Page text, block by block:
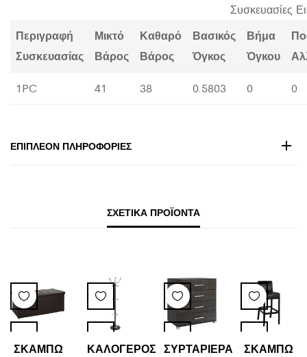
Συσκευασίες
Περιγραφή
Συσκευασίας
Μικτό
Βάρος
Καθαρό
Βάρος
Βασικός
Όγκος
Βήμα
Όγκου
1PC 41 38 0.5803 0 0
ΕΠΙΠΛΈΟΝ ΠΛΗΡΟΦΟΡΊΕΣ
ΣΧΕΤΙΚΆ ΠΡΟΪΌΝΤΑ
ΣΚΑΜΠΩ
ΚΑΛΟΓΕΡΟΣ ΣΥΡΤΑΡΙΕΡΑ
ΣΚΑΜΠΩ